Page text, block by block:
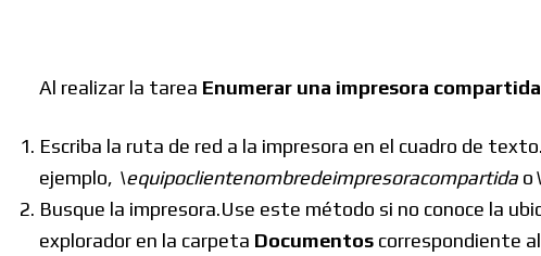
Buscar:
Al realizar la tarea Enumerar una impresora
Escriba la ruta de red a la impresora en el cuadro de
ejemplo, \equipoclientenombredeimpresoracompartida o
Busque la impresora.Use este método si no conoce la
explorador en la carpeta Documentos correspondiente